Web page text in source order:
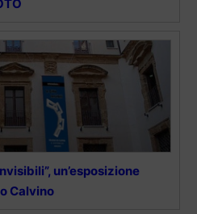
un’esposizione
Calvino